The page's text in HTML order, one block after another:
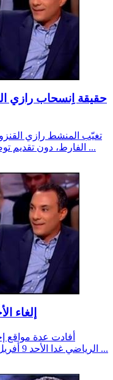
حقيقة اِنسحاب رازي
تغيّب المنشط رازي
الفارط، دون تقديم توضّيح حول سبب الغياب لا من إدارة التلفز ...
إلغاء
أفادت عدة مواقع
الرياضي غدا الأحد 9 أفريل 2017 لأنّ صاحب شركة خاصة قام بس ...